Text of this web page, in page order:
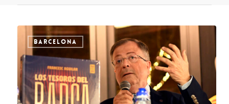
BARCELONA